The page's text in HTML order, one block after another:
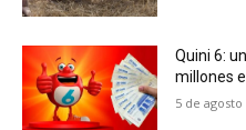
Quini 6:
millones
5 de agosto